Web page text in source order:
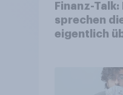
Finanz-
sprechen
eigentlich